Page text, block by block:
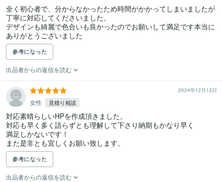
全く初心者で、分からなかったため時間がかかってしまいましたが
丁寧に対応してくださいました。
デザインも綺麗で色合いも良かったのでお願いして満足です本当に
ありがとうございました
参考になった
出品者からの返信を読む
2024年12月13日
女性 見積り相談
対応素晴らしいHPを作成頂きました。
対応も早く多く語らずとも理解して下さり納期もかなり早く
満足しかないです！
また是非とも宜しくお願い致します。
参考になった
出品者からの返信を読む